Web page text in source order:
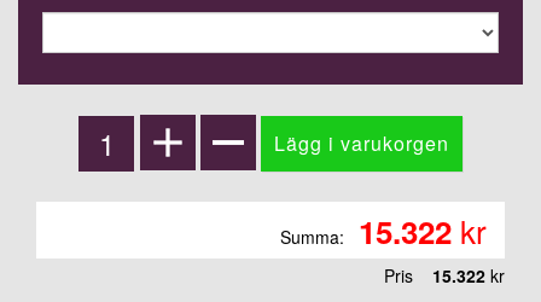
Summa: 15.322 kr
Pris 15.322 kr